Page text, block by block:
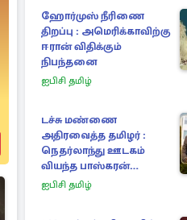
ஹோர்முஸ் நீரிணை
திறப்பு : அமெரிக்காவிற்கு
ஈரான் விதிக்கும்
நிபந்தனை
ஐபிசி தமிழ்
டச்சு மண்ணை
அதிரவைத்த தமிழர் :
நெதர்லாந்து ஊடகம்
வியந்த பாஸ்கரன்
கந்தையாவின் 5,445 கோடி
ஐபிசி தமிழ்